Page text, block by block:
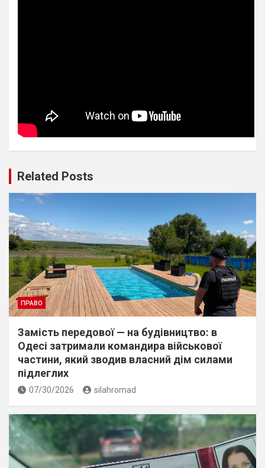
Related Posts
ПРАВО
Замість передової — на будівництво: в
Одесі затримали командира військової
частини, який зводив власний дім силами
підлеглих
07/30/2026 silahromad